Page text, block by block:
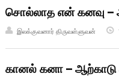
சொல்லாத என் கனவு –
இலக்குவனார் திருவள்ளுவன்
கானல் கனா – ஆற்காடு